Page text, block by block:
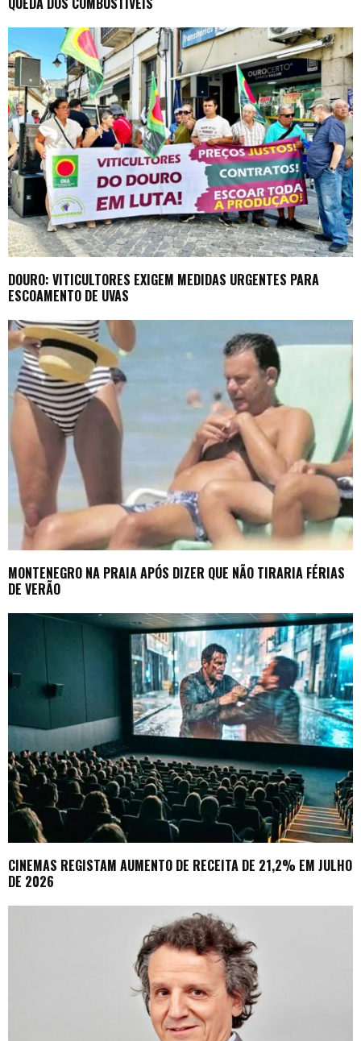
DOURO: VITICULTORES EXIGEM MEDIDAS URGENTES PARA
ESCOAMENTO DE UVAS
MONTENEGRO NA PRAIA APÓS DIZER QUE NÃO TIRARIA FÉRIAS
DE VERÃO
CINEMAS REGISTAM AUMENTO DE RECEITA DE 21,2% EM JULHO
DE 2026